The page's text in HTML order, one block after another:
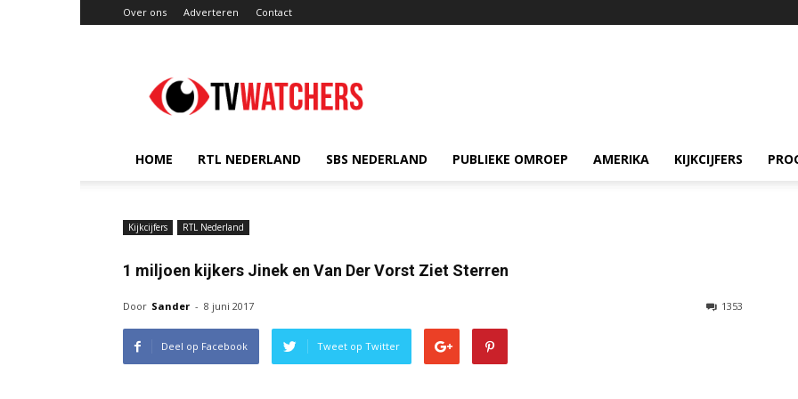
Over ons Adverteren Contact
HOME RTL NEDERLAND SBS NEDERLAND PUBLIEKE OMROEP AMERIKA KIJKCIJFERS
Kijkcijfers RTL Nederland
1 miljoen kijkers Jinek en Van Der Vorst Ziet Sterren
Door Sander - 8 juni 2017 1353
Deel op Facebook Tweet op Twitter